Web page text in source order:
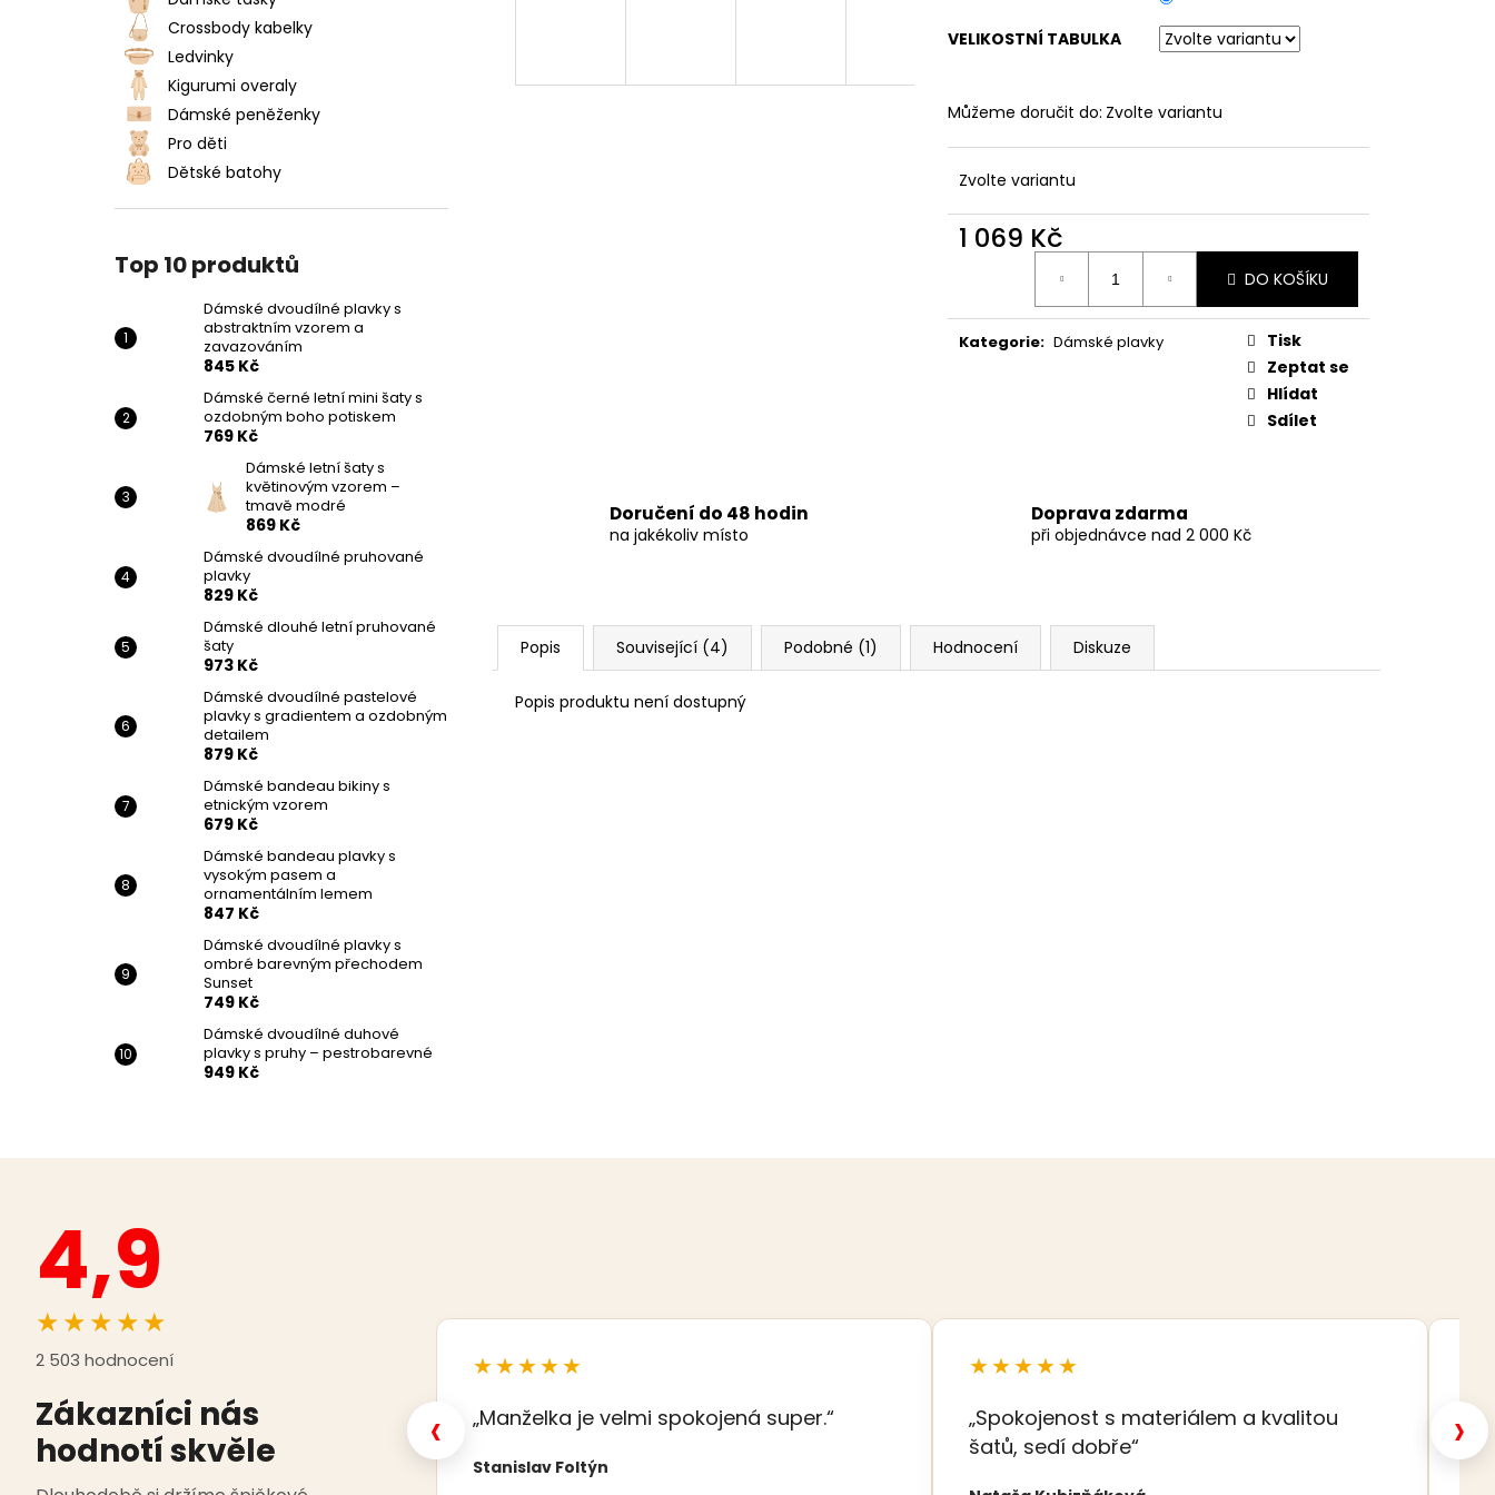
Crossbody kabelky
Ledvinky
Kigurumi overaly
Dámské peněženky
Pro děti
Dětské batohy
Top 10 produktů
Dámské dvoudílné plavky s
abstraktním vzorem a
zavazováním
845 Kč
Dámské černé letní mini šaty s
ozdobným boho potiskem
769 Kč
Dámské letní šaty s
květinovým vzorem –
tmavě modré
869 Kč
Dámské dvoudílné pruhované
plavky
829 Kč
Dámské dlouhé letní pruhované
šaty
973 Kč
Dámské dvoudílné pastelové
plavky s gradientem a ozdobným
detailem
879 Kč
Dámské bandeau bikiny s
etnickým vzorem
679 Kč
Dámské bandeau plavky s
vysokým pasem a
ornamentálním lemem
847 Kč
Dámské dvoudílné plavky s
ombré barevným přechodem
Sunset
749 Kč
Dámské dvoudílné duhové
plavky s pruhy – pestrobarevné
949 Kč
VELIKOSTNÍ TABULKA
Můžeme doručit do: Zvolte variantu
Zvolte variantu
1 069 Kč
DO KOŠÍKU
Kategorie: Dámské plavky
Tisk
Zeptat se
Hlídat
Sdílet
Doručení do 48 hodin
na jakékoliv místo
Doprava zdarma
při objednávce nad 2 000 Kč
Popis Související (4) Podobné (1) Hodnocení Diskuze
Popis produktu není dostupný
DÁMSKÉ DVOUDÍLNÉ PLAVKY S
ABSTRAKTNÍM VZOREM A
ZAVAZOVÁNÍM
845 Kč
VZOREM – TMAVĚ MODRÉ
4,9
★★★★★
2 503 hodnocení
Zákazníci nás
hodnotí skvěle
‹
★★★★★
„Manželka je velmi spokojená super.“
Stanislav Foltýn
★★★★★
„Spokojenost s materiálem a kvalitou
šatů, sedí dobře“
›